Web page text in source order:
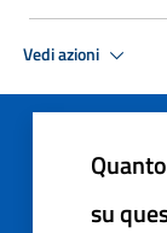
Vedi azioni
su